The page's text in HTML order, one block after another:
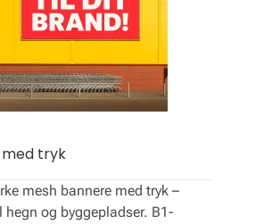
tryk
mesh bannere med tryk –
hegn og byggepladser. B1-